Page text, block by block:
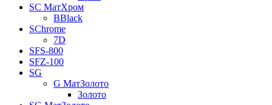
SC МатХром
BBlack
SChrome
7D
SFS-800
SFZ-100
SG
G МатЗолото
Золото